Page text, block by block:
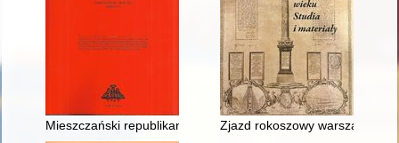
Mieszczański republikanizm? : myśl polityczna Sebastiana
Zjazd rokoszowy warszawski